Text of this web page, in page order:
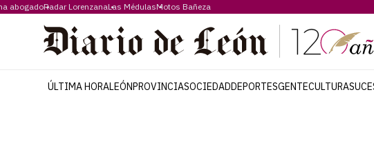
abogadoRadar LorenzanaLas MédulasMotos Bañeza
ÚLTIMA HORALEÓNPROVINCIASOCIEDADDEPORTESGENTECULTURA